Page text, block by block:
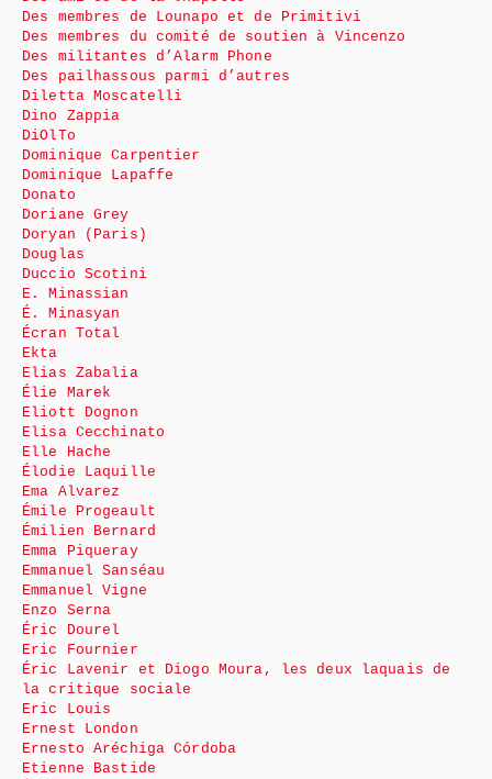
Des membres de Lounapo et de Primitivi
Des membres du comité de soutien à Vincenzo
Des militantes d’Alarm Phone
Des pailhassous parmi d’autres
Diletta Moscatelli
Dino Zappia
DiOlTo
Dominique Carpentier
Dominique Lapaffe
Donato
Doriane Grey
Doryan (Paris)
Douglas
Duccio Scotini
E. Minassian
É. Minasyan
Écran Total
Ekta
Elias Zabalia
Élie Marek
Eliott Dognon
Elisa Cecchinato
Elle Hache
Élodie Laquille
Ema Alvarez
Émile Progeault
Émilien Bernard
Emma Piqueray
Emmanuel Sanséau
Emmanuel Vigne
Enzo Serna
Éric Dourel
Eric Fournier
Éric Lavenir et Diogo Moura, les deux laquais de
la critique sociale
Eric Louis
Ernest London
Ernesto Aréchiga Córdoba
Etienne Bastide